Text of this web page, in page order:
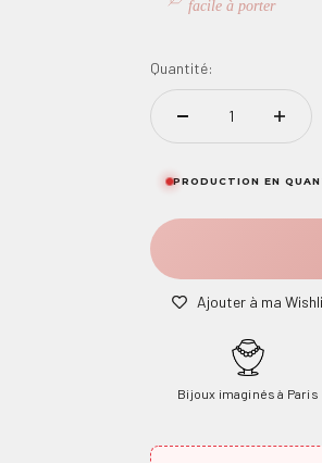
facile à porter
Quantité:
PRODUCTION EN
Ajouter à ma
Bijoux imaginés à Paris